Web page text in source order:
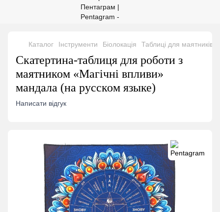
Каталог Інструменти Біолокація Таблиці для маятників
Скатертина-таблиця для роботи з
маятником «Магічні впливи»
мандала (на русском языке)
Написати відгук